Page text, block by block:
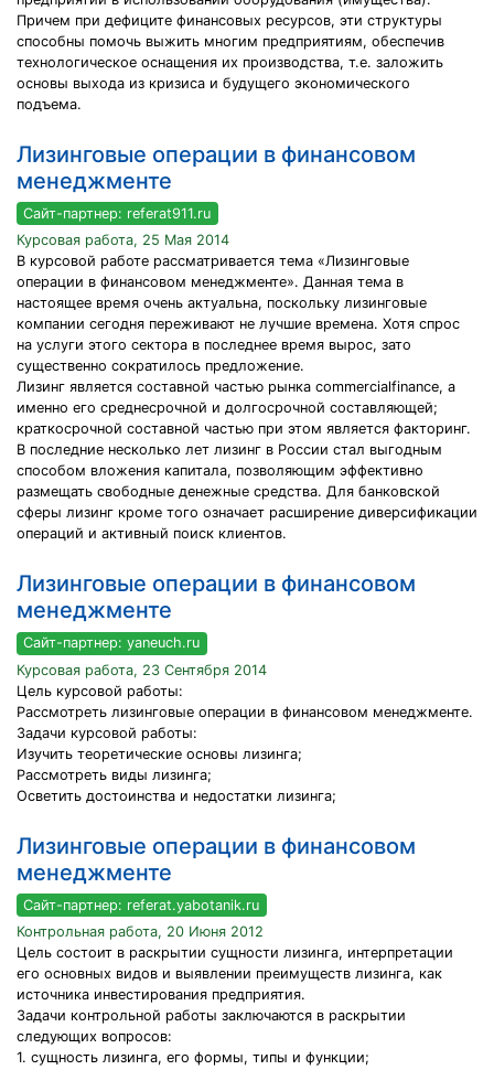
Причем при дефиците финансовых ресурсов, эти структуры
способны помочь выжить многим предприятиям, обеспечив
технологическое оснащения их производства, т.е. заложить
основы выхода из кризиса и будущего экономического
подъема.
Лизинговые операции в финансовом
менеджменте
Сайт-партнер: referat911.ru
Курсовая работа, 25 Мая 2014
В курсовой работе рассматривается тема «Лизинговые
операции в финансовом менеджменте». Данная тема в
настоящее время очень актуальна, поскольку лизинговые
компании сегодня переживают не лучшие времена. Хотя спрос
на услуги этого сектора в последнее время вырос, зато
существенно сократилось предложение.
Лизинг является составной частью рынка commercialfinance, а
именно его среднесрочной и долгосрочной составляющей;
краткосрочной составной частью при этом является факторинг.
В последние несколько лет лизинг в России стал выгодным
способом вложения капитала, позволяющим эффективно
размещать свободные денежные средства. Для банковской
сферы лизинг кроме того означает расширение диверсификации
операций и активный поиск клиентов.
Лизинговые операции в финансовом
менеджменте
Сайт-партнер: yaneuch.ru
Курсовая работа, 23 Сентября 2014
Цель курсовой работы:
Рассмотреть лизинговые операции в финансовом менеджменте.
Задачи курсовой работы:
Изучить теоретические основы лизинга;
Рассмотреть виды лизинга;
Осветить достоинства и недостатки лизинга;
Лизинговые операции в финансовом
менеджменте
Сайт-партнер: referat.yabotanik.ru
Контрольная работа, 20 Июня 2012
Цель состоит в раскрытии сущности лизинга, интерпретации
его основных видов и выявлении преимуществ лизинга, как
источника инвестирования предприятия.
Задачи контрольной работы заключаются в раскрытии
следующих вопросов:
1. сущность лизинга, его формы, типы и функции;